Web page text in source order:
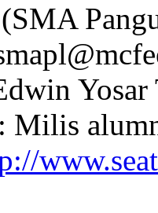
Yosar
Milis